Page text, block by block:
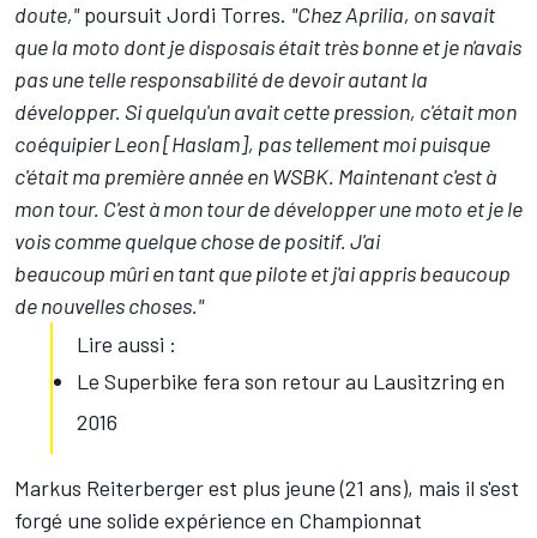
doute,"poursuit Jordi Torres. "Chez Aprilia, on savait
que la moto dont je disposais était très bonne et je n'avais
pas une telle responsabilité de devoir autant la
développer. Si quelqu'un avait cette pression, c'était mon
coéquipier Leon [Haslam], pas tellement moi puisque
c'était ma première année en WSBK. Maintenant c'est à
mon tour. C'est à mon tour de développer une moto et je le
vois comme quelque chose de positif. J'ai
beaucoup mûri en tant que pilote et j'ai appris beaucoup
de nouvelles choses."
Lire aussi :
Le Superbike fera son retour au Lausitzring en
2016
Markus Reiterberger est plus jeune (21 ans), mais il s'est
forgé une solide expérience en Championnat